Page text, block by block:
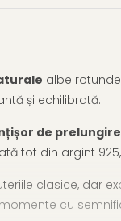
albe
și echilibrată.
de
tot din argint
clasice, dar
cu